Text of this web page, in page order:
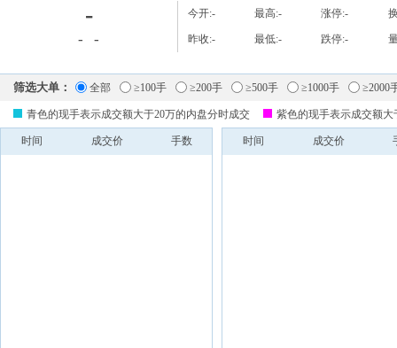
-
- -
今开:- 最高:- 涨停:-
昨收:- 最低:- 跌停:-
筛选大单： 全部 ≥100手 ≥200手 ≥500手 ≥1000手 ≥2000
青色的现手表示成交额大于20万的内盘分时成交 紫色的现手表示成交额
时间 成交价 手数 时间 成交价